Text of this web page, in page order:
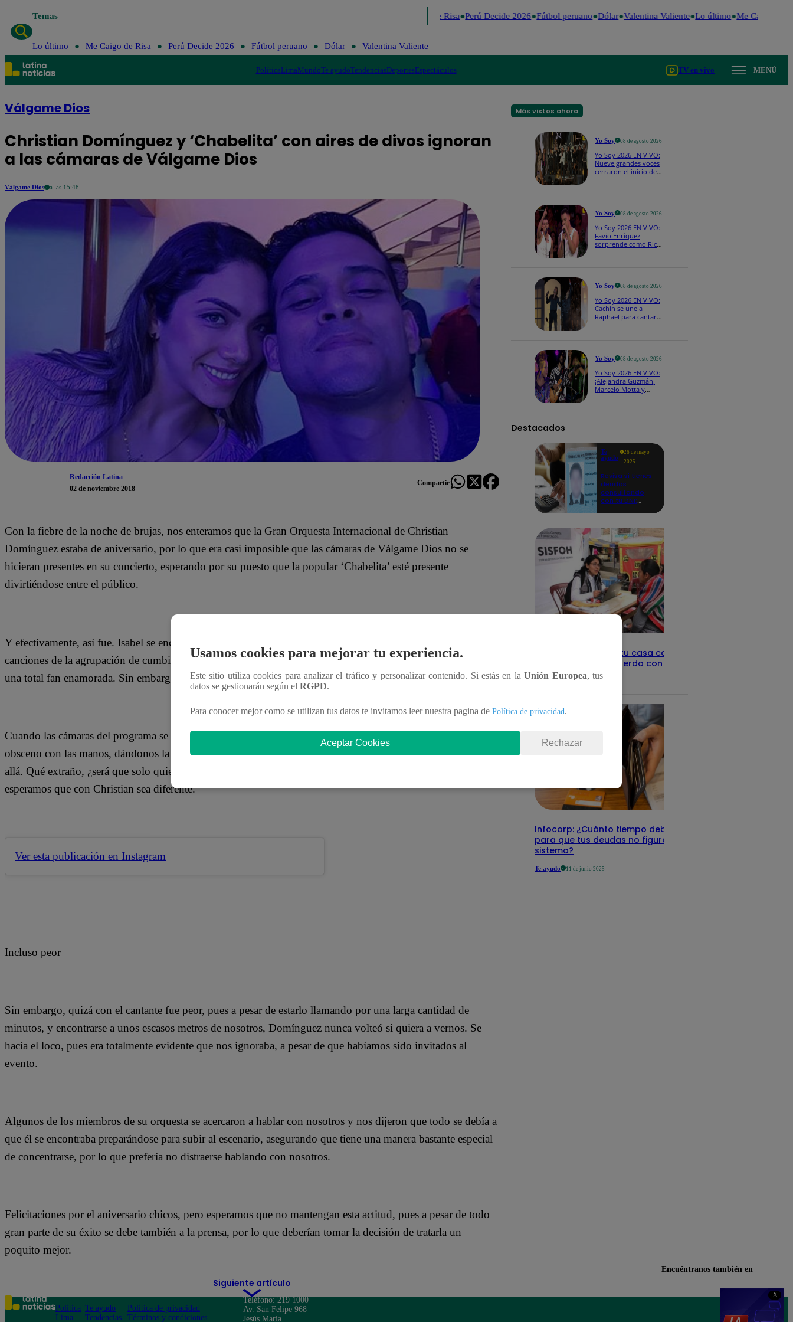
X
Temas Me Caigo de Risa Perú Decide 2026 Fútbol peruano Dólar Valentina Valiente Lo último Me Caigo de
Lo último Me Caigo de Risa Perú Decide 2026 Fútbol peruano Dólar Valentina Valiente
PolíticaLimaMundoTe ayudoTendenciasDeportesEspectáculos TV en vivo MENÚ
Válgame Dios
Christian Domínguez y ‘Chabelita’ con aires de divos ignoran
a las cámaras de Válgame Dios
Válgame Dios a las 15:48
Redacción Latina
02 de noviembre 2018
Compartir
Con la fiebre de la noche de brujas, nos enteramos que la Gran Orquesta Internacional de Christian
Domínguez estaba de aniversario, por lo que era casi imposible que las cámaras de Válgame Dios no se
hicieran presentes en su concierto, esperando por su puesto que la popular ‘Chabelita’ esté presente
divirtiéndose entre el público.
Y efectivamente, así fue. Isabel se encontraba a pocos metros del escenario gozando con cada una de las
canciones de la agrupación de cumbia, realizando las coreografías y haciéndole barra a su amorcito, siendo
una total fan enamorada. Sin embargo, lo que nos sorprendió no fue su alegría, sino su actitud hacia nosotros.
Cuando las cámaras del programa se acercaron a hablar con ella, ella nos ‘arrochó’ y hasta nos regaló un gesto
obsceno con las manos, dándonos la espalda inmediatamente e ignorándonos por todo el rato que estuvimos
allá. Qué extraño, ¿será que solo quieren hablar con nosotros cuando tienen algo que promocionar? Bueno,
esperamos que con Christian sea diferente.
Ver esta publicación en Instagram
Incluso peor
Sin embargo, quizá con el cantante fue peor, pues a pesar de estarlo llamando por una larga cantidad de
minutos, y encontrarse a unos escasos metros de nosotros, Domínguez nunca volteó si quiera a vernos. Se
hacía el loco, pues era totalmente evidente que nos ignoraba, a pesar de que habíamos sido invitados al
evento.
Algunos de los miembros de su orquesta se acercaron a hablar con nosotros y nos dijeron que todo se debía a
que él se encontraba preparándose para subir al escenario, asegurando que tiene una manera bastante especial
de concentrarse, por lo que prefería no distraerse hablando con nosotros.
Felicitaciones por el aniversario chicos, pero esperamos que no mantengan esta actitud, pues a pesar de todo
gran parte de su éxito se debe también a la prensa, por lo que deberían tomar la decisión de tratarla un
poquito mejor.
Siguiente artículo
Más vistos ahora
Yo Soy 08 de agosto 2026
Yo Soy 2026 EN VIVO:
Nueve grandes voces
cerraron el inicio de
Yo Soy 08 de agosto 2026
Yo Soy 2026 EN VIVO:
Favio Enríquez
sorprende como Ricky
Yo Soy 08 de agosto 2026
Yo Soy 2026 EN VIVO:
Cachín se une a
Raphael para cantar
Yo Soy 08 de agosto 2026
Yo Soy 2026 EN VIVO:
¡Alejandra Guzmán,
Marcelo Motta y
Destacados
Te
ayudo
26 de mayo
2025
Revisa si tienes
deudas
consultando
con tu DNI:
Revisa con tu DNI si tu casa califica
como pobre, de acuerdo con el Sisfoh
Te ayudo 25 de mayo 2026
Infocorp: ¿Cuánto tiempo debe pasar
para que tus deudas no figuren en su
sistema?
Te ayudo 11 de junio 2025
Usamos cookies para mejorar tu experiencia.
Este sitio utiliza cookies para analizar el tráfico y personalizar contenido. Si estás en laUnión Europea, tus
datos se gestionarán según el RGPD.
Para conocer mejor como se utilizan tus datos te invitamos leer nuestra pagina de Política de privacidad.
Aceptar Cookies Rechazar
Encuéntranos también en
Política
Lima
Te ayudo
Tendencias
Política de privacidad
Términos y condiciones
Teléfono: 219 1000
Av. San Felipe 968
Jesús María